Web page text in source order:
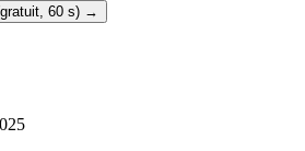
60 s) →